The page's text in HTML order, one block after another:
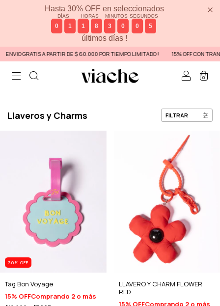
Hasta 30% OFF en seleccionados
DÍAS
0 1
HORAS
1 8
MINUTOS
3 0
SEGUNDOS
0 5
últimos días !
GRATIS A PARTIR DE $ 60.000 POR TIEMPO LIMITADO ! 15% OFF CON
0
Llaveros y Charms FILTRAR
30% OFF
Tag Bon Voyage
15% OFFComprando 2 o más
LLAVERO Y CHARM FLOWER
RED
15% OFFComprando 2 o más